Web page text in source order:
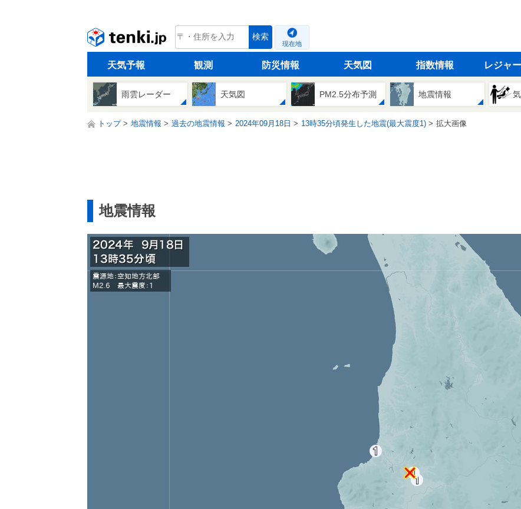
tenki.jp 検索
現在地
天気予報 観測 防災情報 天気図 指数情報 レジャ
雨雲レーダー 天気図 PM2.5分布予測 地震情報
トップ 地震情報 過去の地震情報 2024年09月18日 13時35分頃発生した地震(最大震度1) 拡大画像
地震情報